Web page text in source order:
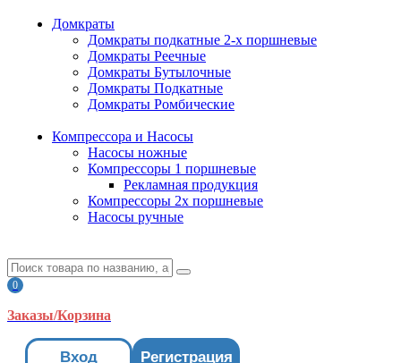
Домкраты
Домкраты подкатные 2-х поршневые
Домкраты Реечные
Домкраты Бутылочные
Домкраты Подкатные
Домкраты Ромбические
Компрессора и Насосы
Насосы ножные
Компрессоры 1 поршневые
Рекламная продукция
Компрессоры 2х поршневые
Насосы ручные
0
Заказы/Корзина
Вход Регистрация